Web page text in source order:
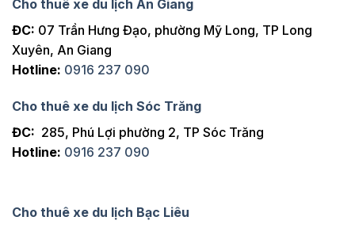
Cho thuê xe du lịch An Giang
ĐC: 07 Trần Hưng Đạo, phường Mỹ Long, TP Long
Xuyên, An Giang
Hotline: 0916 237 090
Cho thuê xe du lịch Sóc Trăng
ĐC: 285, Phú Lợi phường 2, TP Sóc Trăng
Hotline: 0916 237 090
Cho thuê xe du lịch Bạc Liêu